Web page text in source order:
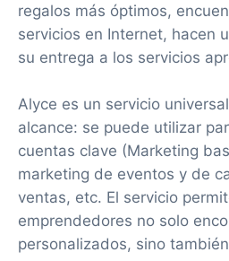
regalos más óptimos,
servicios en Internet, hacen
su entrega a los servicios
Alyce es un servicio
alcance: se puede utilizar
cuentas clave (Marketing
marketing de eventos y de
ventas, etc. El servicio
emprendedores no solo
personalizados, sino